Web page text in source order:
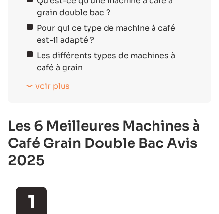
grain double bac ?
Pour qui ce type de machine à café
est-il adapté ?
Les différents types de machines à
café à grain
voir plus
Les 6 Meilleures Machines à
Café Grain Double Bac Avis
2025
1